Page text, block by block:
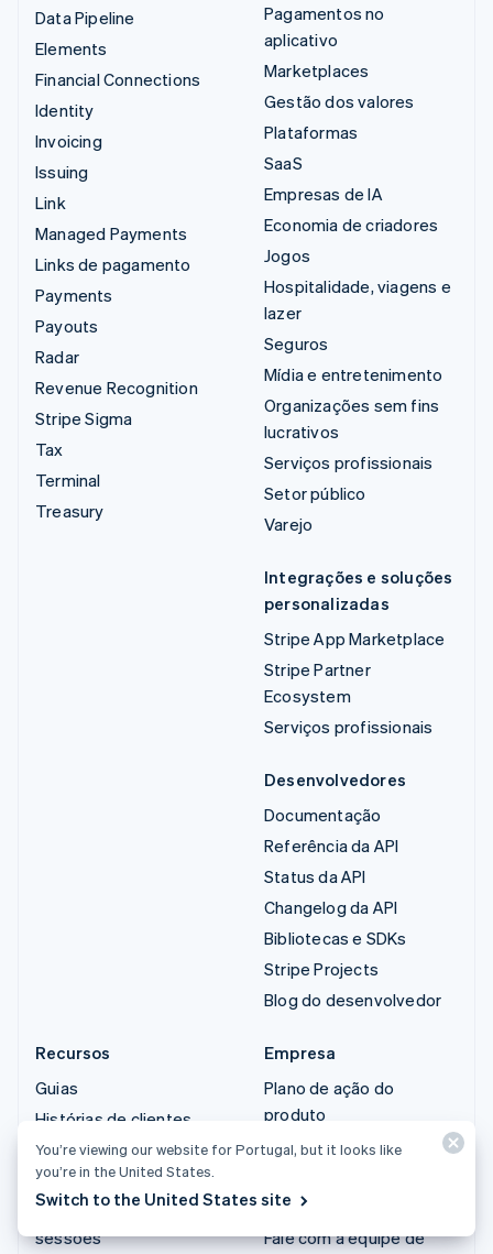
Data Pipeline
Elements
Financial Connections
Identity
Invoicing
Issuing
Link
Managed Payments
Links de pagamento
Payments
Payouts
Radar
Revenue Recognition
Stripe Sigma
Tax
Terminal
Treasury
Pagamentos no
aplicativo
Marketplaces
Gestão dos valores
Plataformas
SaaS
Empresas de IA
Economia de criadores
Jogos
Hospitalidade, viagens e
lazer
Seguros
Mídia e entretenimento
Organizações sem fins
lucrativos
Serviços profissionais
Setor público
Varejo
Integrações e soluções
personalizadas
Stripe App Marketplace
Stripe Partner
Ecosystem
Serviços profissionais
Desenvolvedores
Documentação
Referência da API
Status da API
Changelog da API
Bibliotecas e SDKs
Stripe Projects
Blog do desenvolvedor
Recursos
Guias
Histórias de clientes
Blog
Comunidade
Conferência anual das
sessões
Empresa
Plano de ação do
produto
Carreiras
Stripe Press
Fale com a equipe de
You’re viewing our website for Portugal, but it looks like
you’re in the United States.
Switch to the United States site